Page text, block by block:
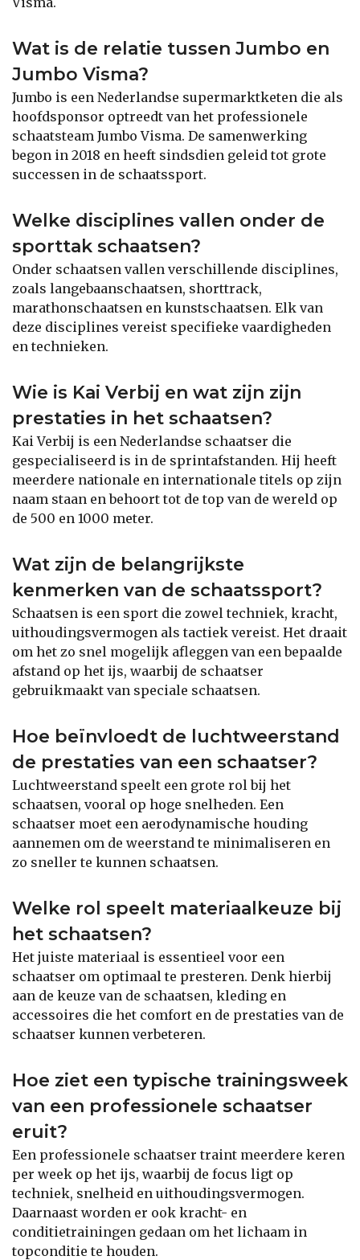
Wat is de relatie tussen Jumbo en
Jumbo Visma?
Jumbo is een Nederlandse supermarktketen die als
hoofdsponsor optreedt van het professionele
schaatsteam Jumbo Visma. De samenwerking
begon in 2018 en heeft sindsdien geleid tot grote
successen in de schaatssport.
Welke disciplines vallen onder de
sporttak schaatsen?
Onder schaatsen vallen verschillende disciplines,
zoals langebaanschaatsen, shorttrack,
marathonschaatsen en kunstschaatsen. Elk van
deze disciplines vereist specifieke vaardigheden
en technieken.
Wie is Kai Verbij en wat zijn zijn
prestaties in het schaatsen?
Kai Verbij is een Nederlandse schaatser die
gespecialiseerd is in de sprintafstanden. Hij heeft
meerdere nationale en internationale titels op zijn
naam staan en behoort tot de top van de wereld op
de 500 en 1000 meter.
Wat zijn de belangrijkste
kenmerken van de schaatssport?
Schaatsen is een sport die zowel techniek, kracht,
uithoudingsvermogen als tactiek vereist. Het draait
om het zo snel mogelijk afleggen van een bepaalde
afstand op het ijs, waarbij de schaatser
gebruikmaakt van speciale schaatsen.
Hoe beïnvloedt de luchtweerstand
de prestaties van een schaatser?
Luchtweerstand speelt een grote rol bij het
schaatsen, vooral op hoge snelheden. Een
schaatser moet een aerodynamische houding
aannemen om de weerstand te minimaliseren en
zo sneller te kunnen schaatsen.
Welke rol speelt materiaalkeuze bij
het schaatsen?
Het juiste materiaal is essentieel voor een
schaatser om optimaal te presteren. Denk hierbij
aan de keuze van de schaatsen, kleding en
accessoires die het comfort en de prestaties van de
schaatser kunnen verbeteren.
Hoe ziet een typische trainingsweek
van een professionele schaatser
eruit?
Een professionele schaatser traint meerdere keren
per week op het ijs, waarbij de focus ligt op
techniek, snelheid en uithoudingsvermogen.
Daarnaast worden er ook kracht- en
conditietrainingen gedaan om het lichaam in
topconditie te houden.